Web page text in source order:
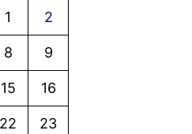
1 2
8 9
15 16
22 23